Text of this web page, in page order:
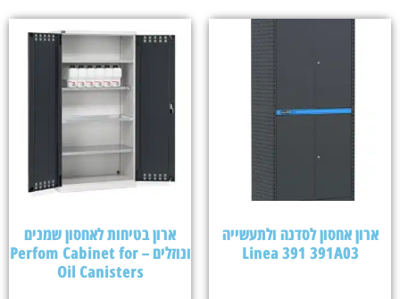
ארון אחסון לסדנה ולתעשייה
Linea 391 391A03
ארון בטיחות לאחסון שמנים
ונוזלים – Perfom Cabinet for
Oil Canisters